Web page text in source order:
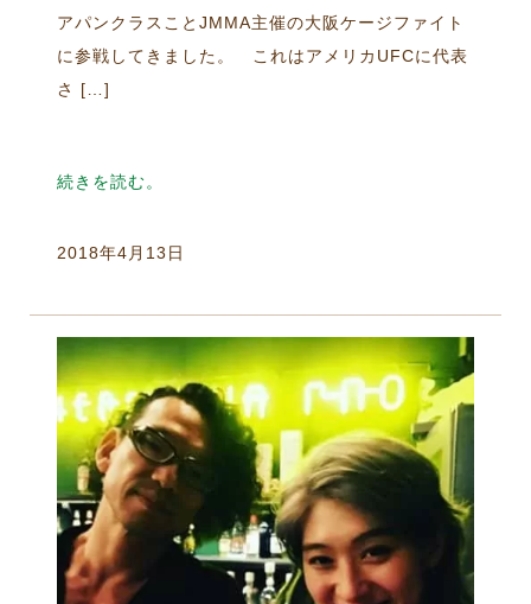
アパンクラスことJMMA主催の大阪ケージファイト
に参戦してきました。 これはアメリカUFCに代表
さ […]
続きを読む。
2018年4月13日